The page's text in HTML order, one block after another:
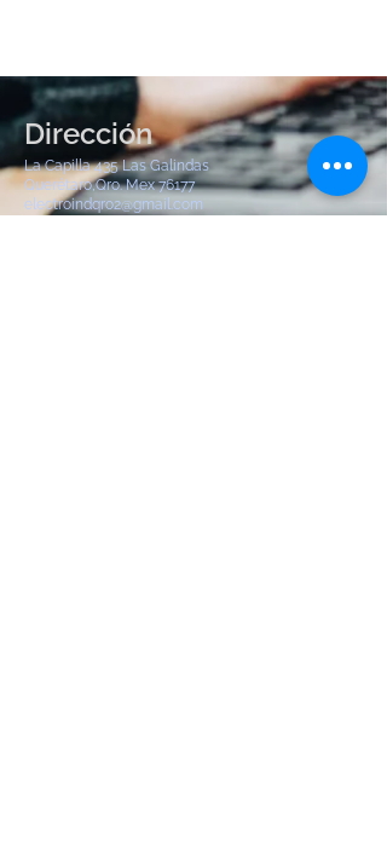
Dirección
La Capilla 435 Las Galindas
Querétaro,Qro. Mex 76177
electroindqro2@gmail.com